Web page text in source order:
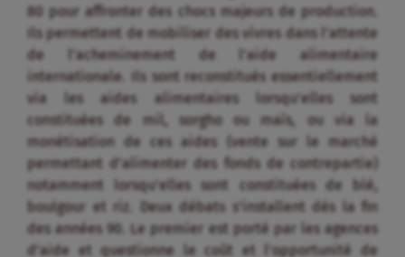
80 pour affronter des chocs majeurs de production.
Ils permettent de mobiliser des vivres dans l’attente
de l’acheminement de l’aide alimentaire
internationale. Ils sont reconstitués essentiellement
via les aides alimentaires lorsqu’elles sont
constituées de mil, sorgho ou maïs, ou via la
monétisation de ces aides (vente sur le marché
permettant d’alimenter des fonds de contrepartie)
notamment lorsqu’elles sont constituées de blé,
boulgour et riz. Deux débats s’installent dès la fin
des années 90. Le premier est porté par les agences
d’aide et questionne le coût et l’opportunité de